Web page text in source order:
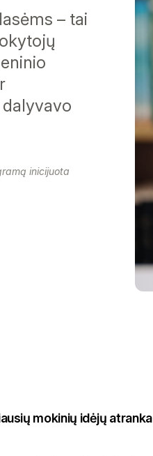
– tai
inicijuota
mokinių idėjų atranka